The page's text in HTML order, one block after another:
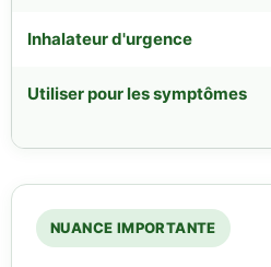
Inhalateur d'urgence
Utiliser pour les symptômes
NUANCE IMPORTANTE